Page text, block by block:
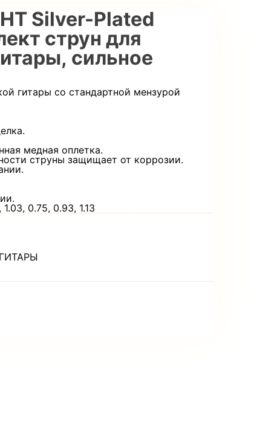
Silver-Plated
струн для
сильное
гитары со стандартной мензурой
медная оплетка.
струны защищает от коррозии.
0.75, 0.93, 1.13